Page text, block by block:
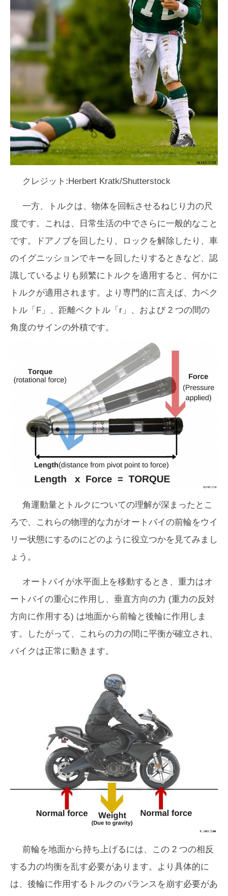
クレジット:Herbert Kratk/Shutterstock
一方、トルクは、物体を回転させるねじり力の尺
度です。これは、日常生活の中でさらに一般的なこと
です。ドアノブを回したり、ロックを解除したり、車
のイグニッションでキーを回したりするときなど、認
識しているよりも頻繁にトルクを適用すると、何かに
トルクが適用されます。より専門的に言えば、力ベク
トル「F」、距離ベクトル「r」、および 2 つの間の
角度のサインの外積です。
角運動量とトルクについての理解が深まったとこ
ろで、これらの物理的な力がオートバイの前輪をウイ
リー状態にするのにどのように役立つかを見てみまし
ょう。
オートバイが水平面上を移動するとき、重力はオ
ートバイの重心に作用し、垂直方向の力 (重力の反対
方向に作用する) は地面から前輪と後輪に作用しま
す。したがって、これらの力の間に平衡が確立され、
バイクは正常に動きます。
前輪を地面から持ち上げるには、この 2 つの相反
する力の均衡を乱す必要があります。より具体的に
は、後輪に作用するトルクのバランスを崩す必要があ